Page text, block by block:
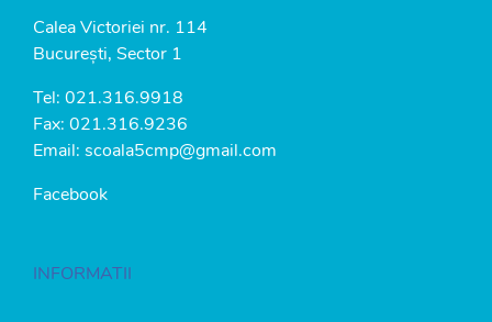
Calea Victoriei nr. 114
București, Sector 1
Tel: 021.316.9918
Fax: 021.316.9236
Email: scoala5cmp@gmail.com
Facebook
INFORMATII